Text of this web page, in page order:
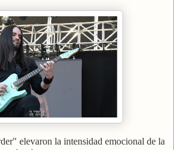
elevaron la intensidad emocional de la